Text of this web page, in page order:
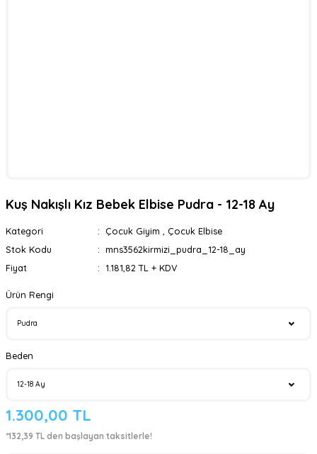
Kuş Nakışlı Kız Bebek Elbise Pudra - 12-18 Ay
Kategori Çocuk Giyim
Çocuk Elbise
Stok Kodu
mns3562kirmizi_pudra_12-18_ay
Fiyat
1.181,82 TL + KDV
Ürün Rengi
Beden
1.300,00 TL
*132,39 TL den başlayan taksitlerle!